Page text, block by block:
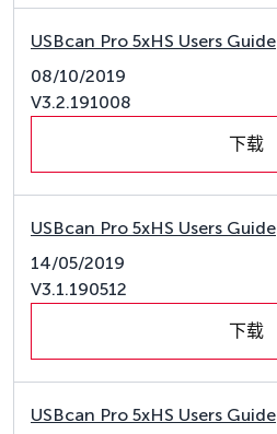
USBcan Pro 5xHS Users Guide
08/10/2019
V3.2.191008
下载
USBcan Pro 5xHS Users Guide
14/05/2019
V3.1.190512
下载
USBcan Pro 5xHS Users Guide